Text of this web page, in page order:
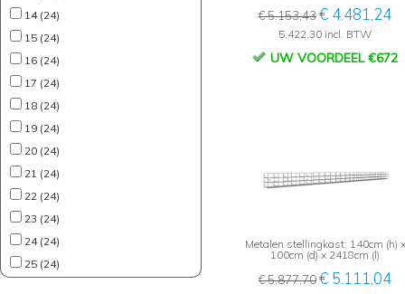
14 (24)
15 (24)
16 (24)
17 (24)
18 (24)
19 (24)
20 (24)
21 (24)
22 (24)
23 (24)
24 (24)
25 (24)
€ 5.153,43€ 4.481,24
5.422,30 incl. BTW
UW VOORDEEL €672
Metalen stellingkast: 140cm (h) x
100cm (d) x 2418cm (l)
€ 5.877,70€ 5.111,04